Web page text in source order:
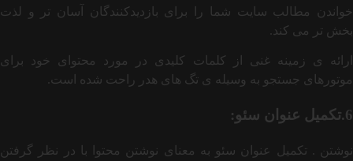
خواندن مطالب سایت شما را برای بازدیدکنندگان آسان تر و لذت
بخش تر می کند.
ارائه ی زمینه غنی از کلمات کلیدی در مورد محتوای خود برای
موتورهای جستجو به وسیله ی تگ های هدر راحت شده است.
6.تکمیل عنوان سئو:
نوشتن . تکمیل عنوان سئو به معنای نوشتن محتوا با در نظر گرفتن